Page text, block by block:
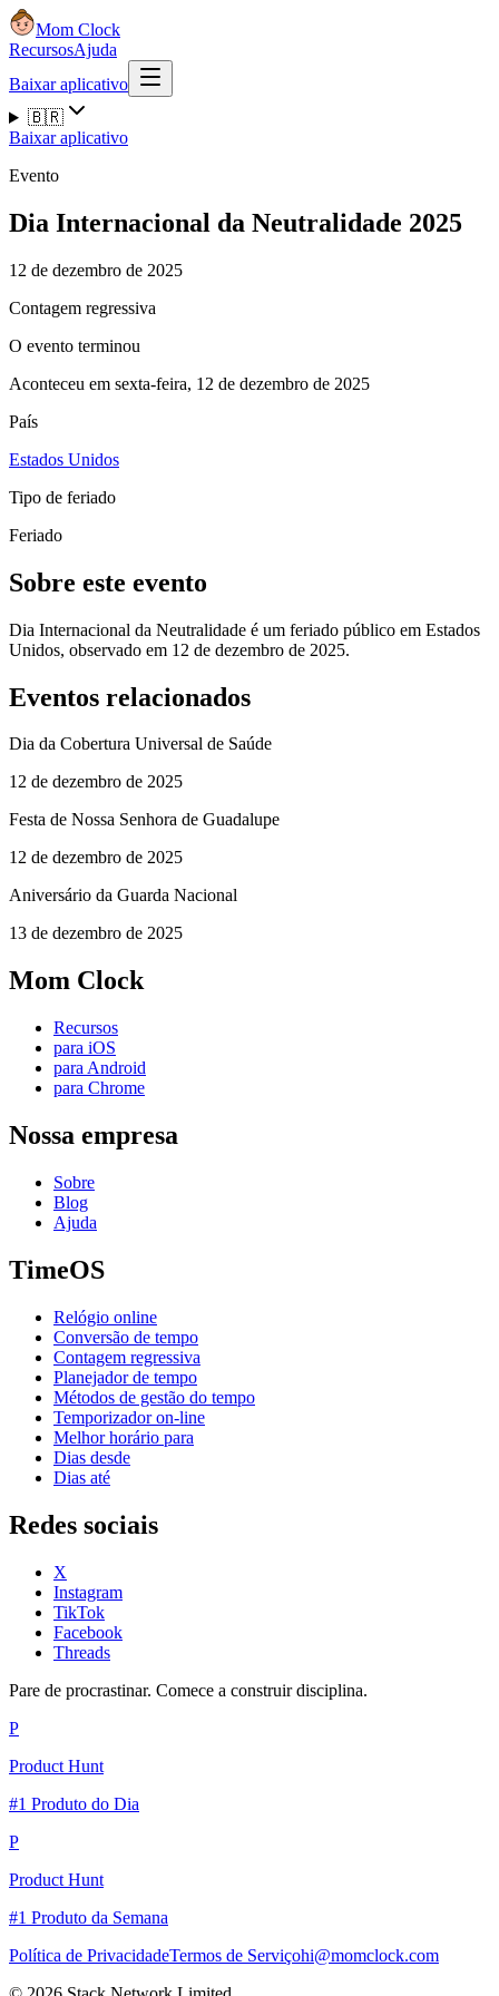
Mom Clock
RecursosAjuda
Baixar aplicativo
🇧🇷
Baixar aplicativo
Evento
Dia Internacional da Neutralidade 2025
12 de dezembro de 2025
Contagem regressiva
O evento terminou
Aconteceu em sexta-feira, 12 de dezembro de 2025
País
Estados Unidos
Tipo de feriado
Feriado
Sobre este evento
Dia Internacional da Neutralidade é um feriado público em Estados
Unidos, observado em 12 de dezembro de 2025.
Eventos relacionados
Dia da Cobertura Universal de Saúde
12 de dezembro de 2025
Festa de Nossa Senhora de Guadalupe
12 de dezembro de 2025
Aniversário da Guarda Nacional
13 de dezembro de 2025
Mom Clock
Recursos
para iOS
para Android
para Chrome
Nossa empresa
Sobre
Blog
Ajuda
TimeOS
Relógio online
Conversão de tempo
Contagem regressiva
Planejador de tempo
Métodos de gestão do tempo
Temporizador on-line
Melhor horário para
Dias desde
Dias até
Redes sociais
X
Instagram
TikTok
Facebook
Threads
Pare de procrastinar. Comece a construir disciplina.
P
Product Hunt
#1 Produto do Dia
P
Product Hunt
#1 Produto da Semana
Política de PrivacidadeTermos de Serviçohi@momclock.com